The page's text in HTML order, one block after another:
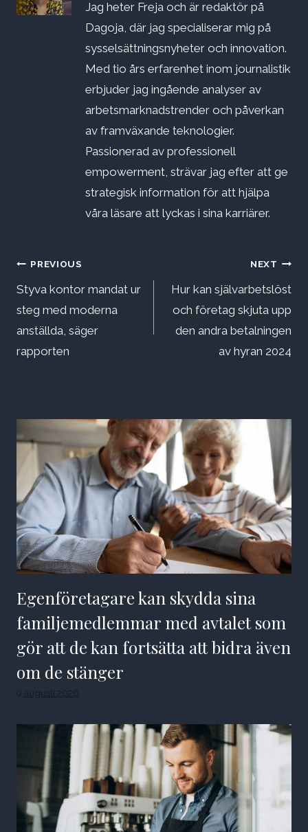
Jag heter Freja och är redaktör på
Dagoja, där jag specialiserar mig på
sysselsättningsnyheter och innovation.
Med tio års erfarenhet inom journalistik
erbjuder jag ingående analyser av
arbetsmarknadstrender och påverkan
av framväxande teknologier.
Passionerad av professionell
empowerment, strävar jag efter att ge
strategisk information för att hjälpa
våra läsare att lyckas i sina karriärer.
Inläggsnavigering
PREVIOUS
Styva kontor mandat ur
steg med moderna
anställda, säger
rapporten
NEXT
Hur kan självarbetslöst
och företag skjuta upp
den andra betalningen
av hyran 2024
Egenföretagare kan skydda sina
familjemedlemmar med avtalet som
gör att de kan fortsätta att bidra även
om de stänger
9 augusti 2026